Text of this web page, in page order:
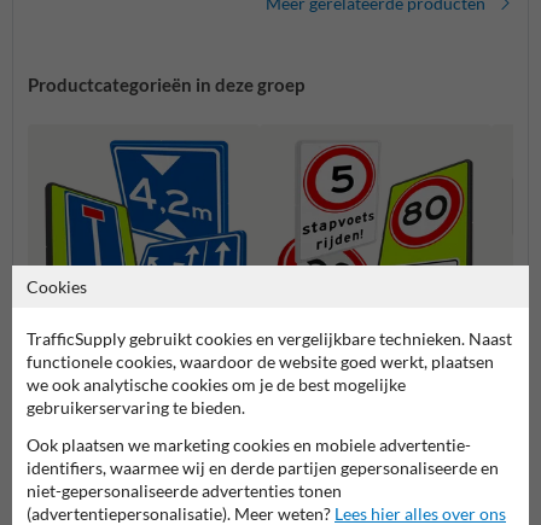
Productcategorieën in deze groep
Informatie (L-serie) Snelheidsborden (A-serie)
Verkeersborden RVV
Cookies
TrafficSupply gebruikt cookies en vergelijkbare technieken. Naast
functionele cookies, waardoor de website goed werkt, plaatsen
we ook analytische cookies om je de best mogelijke
gebruikerservaring te bieden.
Ook plaatsen we marketing cookies en mobiele advertentie-
identifiers, waarmee wij en derde partijen gepersonaliseerde en
niet-gepersonaliseerde advertenties tonen
(advertentiepersonalisatie). Meer weten? Lees hier alles over ons